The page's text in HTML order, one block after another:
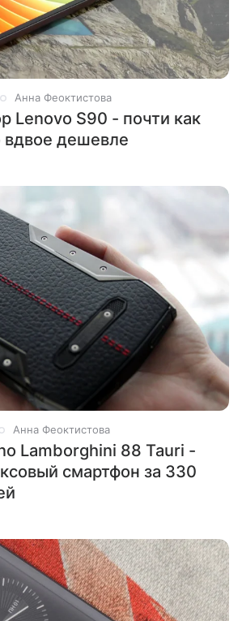
Анна Феоктистова
Lenovo S90 - почти как
вдвое дешевле
Анна Феоктистова
Lamborghini 88 Tauri -
смартфон за 330